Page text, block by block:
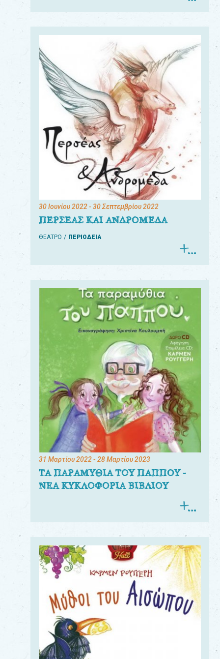
30 Ιουνίου 2022- 30 Σεπτεμβρίου 2022
ΠΕΡΣΕΑΣ ΚΑΙ ΑΝΔΡΟΜΕΔΑ
ΘΕΑΤΡΟ ΠΕΡΙΟΔΕΙΑ
31 Μαρτίου 2022- 28 Μαρτίου 2023
ΤΑ ΠΑΡΑΜΥΘΙΑ ΤΟΥ ΠΑΠΠΟΥ -
ΝΕΑ ΚΥΚΛΟΦΟΡΙΑ ΒΙΒΛΙΟΥ